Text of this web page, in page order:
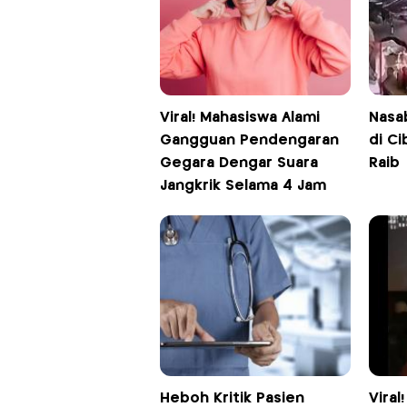
Viral! Mahasiswa Alami
Gangguan Pendengaran
Gegara Dengar Suara
Jangkrik Selama 4 Jam
di
Raib
Heboh Kritik Pasien